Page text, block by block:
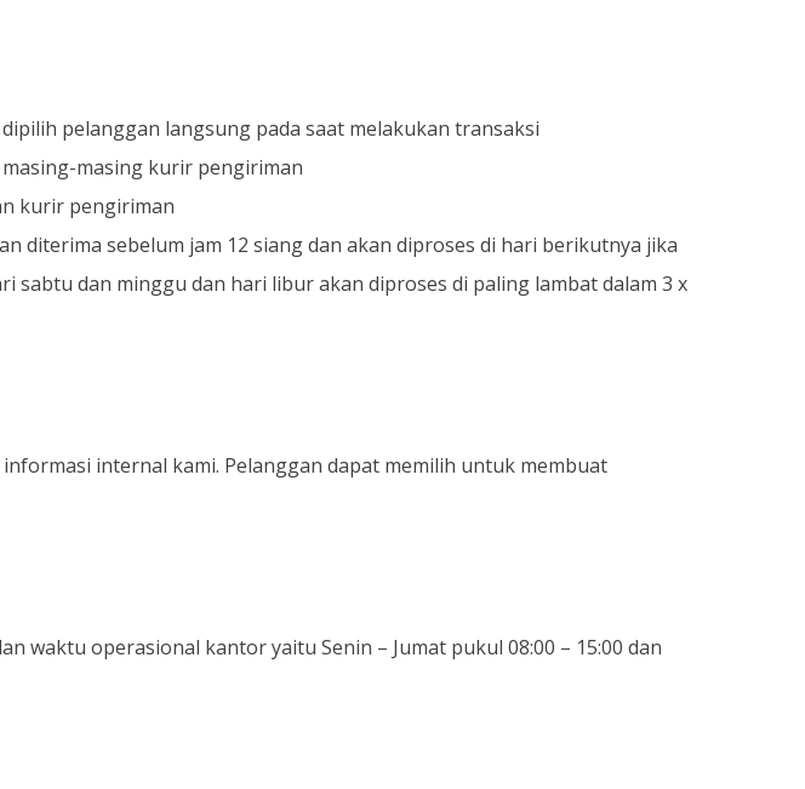
pelanggan langsung pada saat melakukan transaksi
masing kurir pengiriman
kurir pengiriman
diterima sebelum jam 12 siang dan akan diproses di hari berikutnya jika
sabtu dan minggu dan hari libur akan diproses di paling lambat dalam 3 x
internal kami. Pelanggan dapat memilih untuk membuat
waktu operasional kantor yaitu Senin – Jumat pukul 08:00 – 15:00 dan